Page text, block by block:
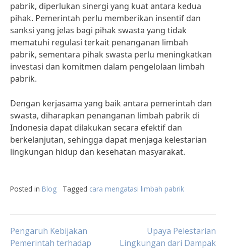
pabrik, diperlukan sinergi yang kuat antara kedua
pihak. Pemerintah perlu memberikan insentif dan
sanksi yang jelas bagi pihak swasta yang tidak
mematuhi regulasi terkait penanganan limbah
pabrik, sementara pihak swasta perlu meningkatkan
investasi dan komitmen dalam pengelolaan limbah
pabrik.
Dengan kerjasama yang baik antara pemerintah dan
swasta, diharapkan penanganan limbah pabrik di
Indonesia dapat dilakukan secara efektif dan
berkelanjutan, sehingga dapat menjaga kelestarian
lingkungan hidup dan kesehatan masyarakat.
Posted in Blog Tagged cara mengatasi limbah pabrik
Post
Pengaruh Kebijakan
Pemerintah terhadap
Upaya Pelestarian
Lingkungan dari Dampak